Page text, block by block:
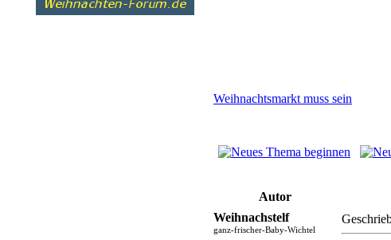
Weihnachtsmarkt muss sein
Autor
Weihnachstelf
ganz-frischer-Baby-Wichtel